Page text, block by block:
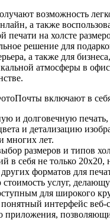
возможность
а также
печати на холсте
решение для
а также для
атмосферы в
включают в
и долговечную печать,
и детализацию
многих лет.
размеров и типов
в себя не только 20х20,
форматов для
услуг,
для широкого
интерфейс веб-
приложения,